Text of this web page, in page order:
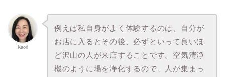
Kaori
例えば私自身がよく体験するのは、自分が
お店に入るとその後、必ずといって良いほ
ど沢山の人が来店することです。空気清浄
機のように場を浄化するので、人が集まっ